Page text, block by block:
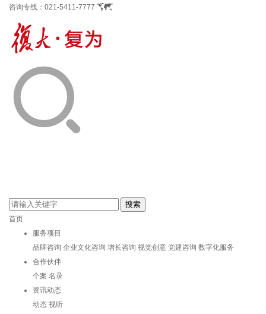
咨询专线： 021-5411-7777
首页
服务项目
品牌咨询 企业文化咨询 增长咨询 视觉创意 党建咨询 数字化服务
合作伙伴
个案 名录
资讯动态
动态 视听